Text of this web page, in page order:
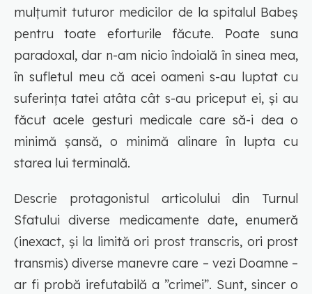
mulțumit tuturor medicilor de la spitalul Babeș
pentru toate eforturile făcute. Poate suna
paradoxal, dar n-am nicio îndoială în sinea mea,
în sufletul meu că acei oameni s-au luptat cu
suferința tatei atâta cât s-au priceput ei, și au
făcut acele gesturi medicale care să-i dea o
minimă șansă, o minimă alinare în lupta cu
starea lui terminală.
Descrie protagonistul articolului din Turnul
Sfatului diverse medicamente date, enumeră
(inexact, și la limită ori prost transcris, ori prost
transmis) diverse manevre care – vezi Doamne –
ar fi probă irefutabilă a ”crimei”. Sunt, sincer o